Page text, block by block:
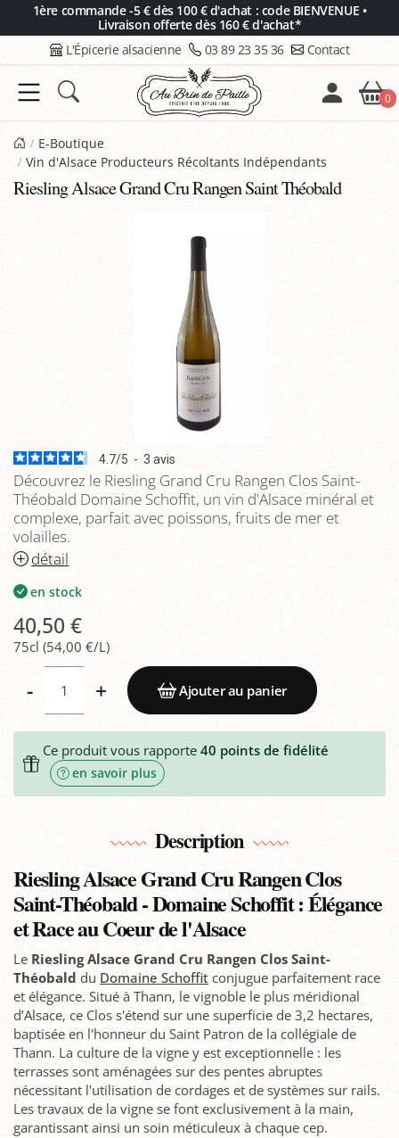
1ère commande -5 € dès 100 € d'achat : code BIENVENUE •
Livraison offerte dès 160 € d'achat*
L'Épicerie alsacienne 03 89 23 35 36 Contact
0
E-Boutique
Vin d'Alsace Producteurs Récoltants Indépendants
Riesling Alsace Grand Cru Rangen Saint Théobald
4.7/5 - 3 avis
Découvrez le Riesling Grand Cru Rangen Clos Saint-
Théobald Domaine Schoffit, un vin d'Alsace minéral et
complexe, parfait avec poissons, fruits de mer et
volailles.
détail
en stock
40,50 €
75cl (54,00 €/L)
- + Ajouter au panier
Ce produit vous rapporte40 points de fidélité
en savoir plus
Description
Riesling Alsace Grand Cru Rangen Clos
Saint-Théobald - Domaine Schoffit : Élégance
et Race au Coeur de l'Alsace
Le Riesling Alsace Grand Cru Rangen Clos Saint-
Théobald du Domaine Schoffit conjugue parfaitement race
et élégance. Situé à Thann, le vignoble le plus méridional
d’Alsace, ce Clos s'étend sur une superficie de 3,2 hectares,
baptisée en l'honneur du Saint Patron de la collégiale de
Thann. La culture de la vigne y est exceptionnelle : les
terrasses sont aménagées sur des pentes abruptes
nécessitant l'utilisation de cordages et de systèmes sur rails.
Les travaux de la vigne se font exclusivement à la main,
garantissant ainsi un soin méticuleux à chaque cep.
Panneau de gestion des cookies